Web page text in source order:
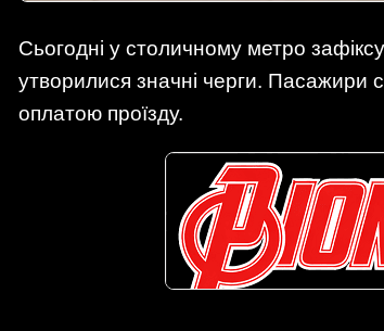
Сьогодні у столичному метро
утворилися значні черги. Пасажири
оплатою проїзду.